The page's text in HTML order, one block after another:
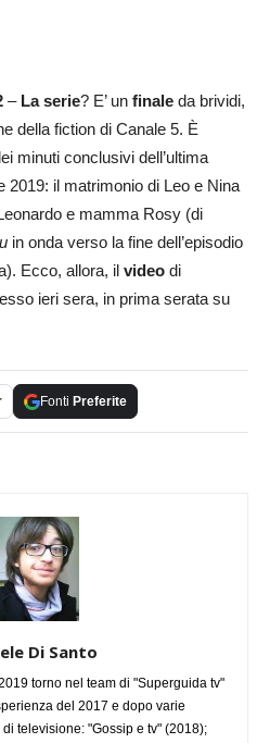
– La serie? E’ un finale da brividi,
della fiction di Canale 5. È
minuti conclusivi dell’ultima
2019: il matrimonio di Leo e Nina
e mamma Rosy (di
in onda verso la fine dell’episodio
Ecco, allora, il video di
ieri sera, in prima serata su
Fonti Preferite
Di Santo
torno nel team di "Superguida tv"
del 2017 e dopo varie
televisione: "Gossip e tv" (2018);